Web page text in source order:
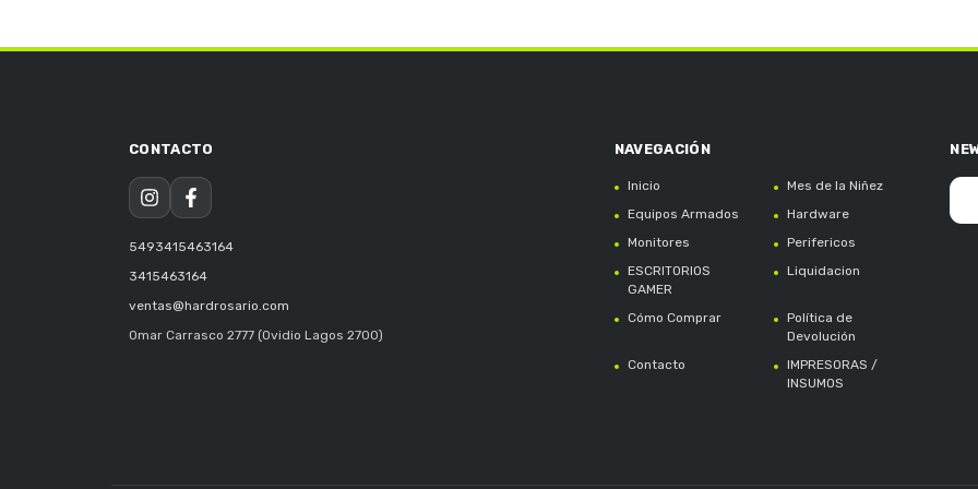
5493415463164
3415463164
ventas@hardrosario.com
Omar Carrasco 2777 (Ovidio Lagos 2700)
Inicio
Mes de la Niñez
Equipos Armados
Hardware
Monitores
Perifericos
ESCRITORIOS
GAMER
Liquidacion
Cómo Comprar
Política de
Devolución
Contacto
IMPRESORAS /
INSUMOS